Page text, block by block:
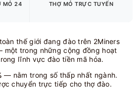
MỎ24
THỢ MỎ TRỰC TUYẾN
thế giới đang đào trên 2Miners
một trong những cộng đồng hoạt
lĩnh vực đào tiền mã hóa.
— nằm trong số thấp nhất ngành.
chuyển trực tiếp cho thợ đào.